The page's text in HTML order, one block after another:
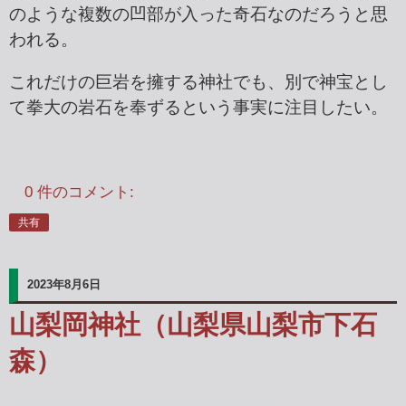
のような複数の凹部が入った奇石なのだろうと思
われる。
これだけの巨岩を擁する神社でも、別で神宝とし
て拳大の岩石を奉ずるという事実に注目したい。
0 件のコメント:
共有
2023年8月6日
山梨岡神社（山梨県山梨市下石
森）